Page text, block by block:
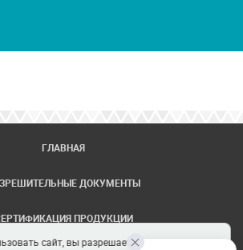
ГЛАВНАЯ
ДОКУМЕНТЫ
ПРОДУКЦИИ
сайт, вы разрешаете использование